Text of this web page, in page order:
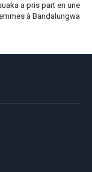
a pris part en une
à Bandalungwa